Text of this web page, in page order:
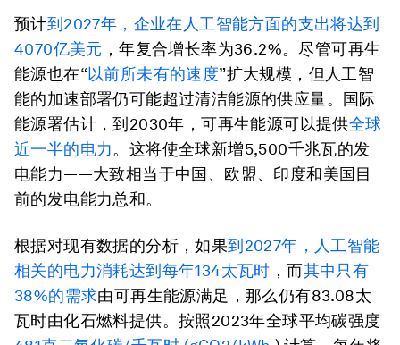
预计到2027年，企业在人工智能方面的支出将达到
4070亿美元 ，年复合增长率为36.2%。尽管可再生
能源也在“以前所未有的速度”扩大规模，但人工智
能的加速部署仍可能超过清洁能源的供应量。国际
能源署估计，到2030年，可再生能源可以提供全球
近一半的电力。这将使全球新增5,500千兆瓦的发
电能力——大致相当于中国、欧盟、印度和美国目
前的发电能力总和。
根据对现有数据的分析，如果到2027年，人工智能
相关的电力消耗达到每年134太瓦时 ，而其中只有
38%的需求由可再生能源满足，那么仍有83.08太
瓦时由化石燃料提供。按照2023年全球平均碳强度